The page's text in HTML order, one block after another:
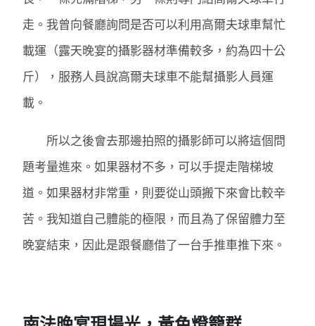
走。我曾向餐廳詢問是否可以利用高爾夫球車幫忙
載運（露天晚宴的攝影器材準備較多，約為四十公
斤），服務人員說高爾夫球車不能幫攝影人員運
載。
所以之後會去那邊拍照的攝影師可以將這個問
題考量進來。如果器材不多，可以手提走階梯坡
道。如果器材非常重，則要從山頭搬下來會比較辛
苦。我知道自己體能的極限，而且為了保留體力至
晚宴結束，因此是跟餐廳借了一台手推車推下來。